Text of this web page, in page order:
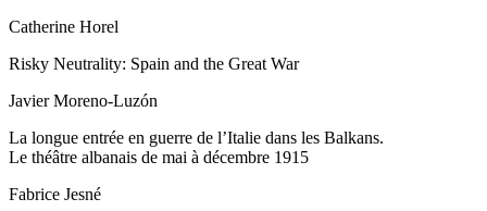
Catherine Horel
Risky Neutrality: Spain and the Great War
Javier Moreno-Luzón
La longue entrée en guerre de l’Italie dans les Balkans.
Le théâtre albanais de mai à décembre 1915
Fabrice Jesné